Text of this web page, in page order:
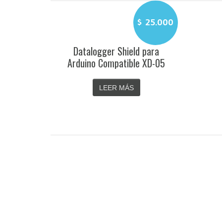
$ 25.000
Datalogger Shield para
Arduino Compatible XD-05
LEER MÁS